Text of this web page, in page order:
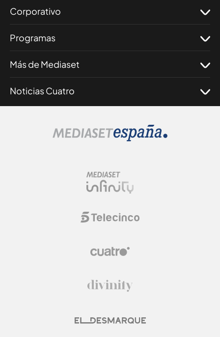
Corporativo
Programas
Más de Mediaset
Noticias Cuatro